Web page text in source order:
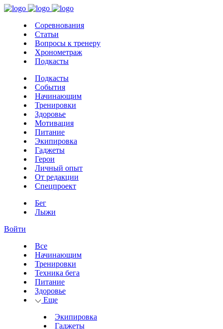
Соревнования
Статьи
Вопросы к тренеру
Хронометраж
Подкасты
Подкасты
События
Начинающим
Тренировки
Здоровье
Мотивация
Питание
Экипировка
Гаджеты
Герои
Личный опыт
От редакции
Спецпроект
Бег
Лыжи
Войти
Все
Начинающим
Тренировки
Техника бега
Питание
Здоровье
Еще
Экипировка
Гаджеты